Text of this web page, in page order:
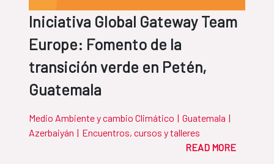
Iniciativa Global Gateway Team
Europe: Fomento de la
transición verde en Petén,
Guatemala
Medio Ambiente y cambio Climático | Guatemala |
Azerbaiyán | Encuentros, cursos y talleres
READ MORE